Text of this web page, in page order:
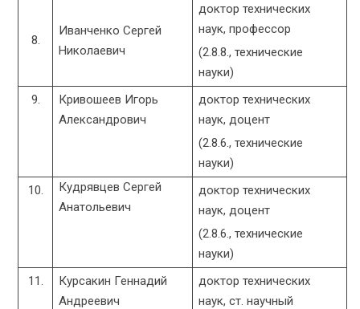
8.
Иванченко Сергей
Николаевич
доктор технических
наук, профессор
(2.8.8., технические
науки)
9.
Кривошеев Игорь
Александрович
доктор технических
наук, доцент
(2.8.6., технические
науки)
10.
Кудрявцев Сергей
Анатольевич
доктор технических
наук, доцент
(2.8.6., технические
науки)
11.
Курсакин Геннадий
Андреевич
доктор технических
наук, ст. научный